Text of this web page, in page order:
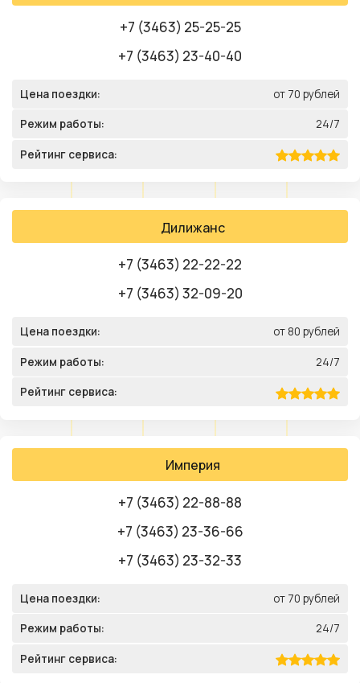
+7 (3463) 25-25-25
+7 (3463) 23-40-40
Цена поездки: от 70 рублей
Режим работы: 24/7
Рейтинг сервиса:
Дилижанс
+7 (3463) 22-22-22
+7 (3463) 32-09-20
Цена поездки: от 80 рублей
Режим работы: 24/7
Рейтинг сервиса:
Империя
+7 (3463) 22-88-88
+7 (3463) 23-36-66
+7 (3463) 23-32-33
Цена поездки: от 70 рублей
Режим работы: 24/7
Рейтинг сервиса: